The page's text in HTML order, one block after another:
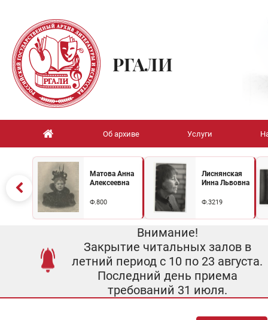
РГАЛИ
Об архиве Услуги
Матова Анна
Алексеевна
Ф.800
Лиснянская
Инна Львовна
Ф.3219
Внимание!
Закрытие читальных залов в
летний период с 10 по 23 августа.
Последний день приема
требований 31 июля.